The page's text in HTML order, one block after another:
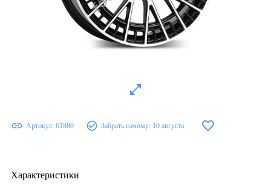
Артикул: 61880 Забрать самому: 10 августа
Характеристики